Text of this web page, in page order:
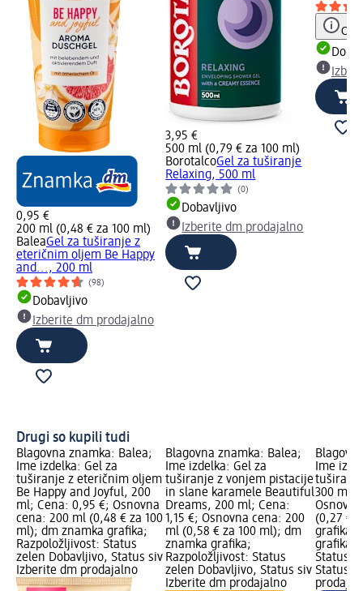
0,95 €
200 ml (0,48 € za 100 ml)
BaleaGel za tuširanje z
eteričnim oljem Be Happy
and..., 200 ml
(98)
Dobavljivo
Izberite dm prodajalno
3,95 €
500 ml (0,79 € za 100 ml)
BorotalcoGel za tuširanje
Relaxing, 500 ml
(0)
Dobavljivo
Izberite dm prodajalno
Drugi so kupili tudi
Blagovna znamka: Balea;
Ime izdelka: Gel za
tuširanje z eteričnim oljem
Be Happy and Joyful, 200
ml; Cena: 0,95 €; Osnovna
cena: 200 ml (0,48 € za 100
ml); dm znamka grafika;
Razpoložljivost: Status
zelen Dobavljivo, Status siv
Izberite dm prodajalno
Blagovna znamka: Balea;
Ime izdelka: Gel za
tuširanje z vonjem pistacije
in slane karamele Beautiful
Dreams, 200 ml; Cena:
1,15 €; Osnovna cena: 200
ml (0,58 € za 100 ml); dm
znamka grafika;
Razpoložljivost: Status
zelen Dobavljivo, Status siv
Izberite dm prodajalno
Ime
300 ml;
(0,27 €
grafika,
grafika;
Status
Status